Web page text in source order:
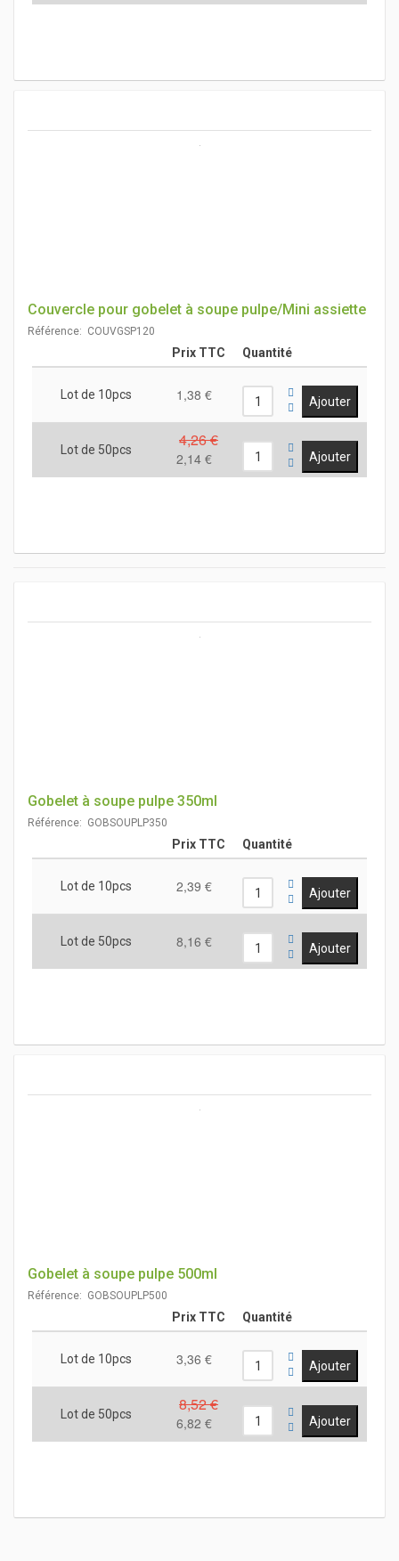
Couvercle pour gobelet à soupe pulpe/Mini assiette
Référence: COUVGSP120
Prix TTC Quantité
Lot de 10pcs 1,38 €
Lot de 50pcs 4,26 €
2,14 €
Gobelet à soupe pulpe 350ml
Référence: GOBSOUPLP350
Prix TTC Quantité
Lot de 10pcs 2,39 €
Lot de 50pcs 8,16 €
Gobelet à soupe pulpe 500ml
Référence: GOBSOUPLP500
Prix TTC Quantité
Lot de 10pcs 3,36 €
Lot de 50pcs 8,52 €
6,82 €